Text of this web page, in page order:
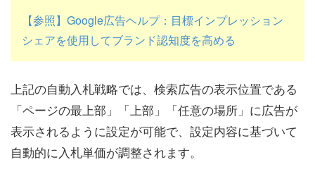
【参照】Google広告ヘルプ：目標インプレッション
シェアを使用してブランド認知度を高める
上記の自動入札戦略では、検索広告の表示位置である
「ページの最上部」「上部」「任意の場所」に広告が
表示されるように設定が可能で、設定内容に基づいて
自動的に入札単価が調整されます。